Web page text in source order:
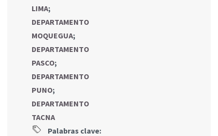
LIMA;
DEPARTAMENTO
MOQUEGUA;
DEPARTAMENTO
PASCO;
DEPARTAMENTO
PUNO;
DEPARTAMENTO
TACNA
Palabras clave: